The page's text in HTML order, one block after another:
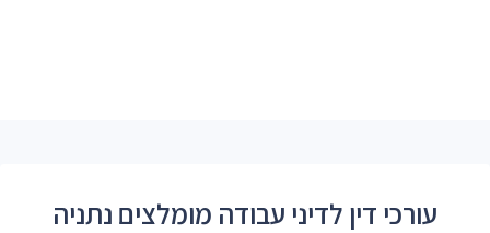
עורכי דין לדיני עבודה מומלצים נתניה